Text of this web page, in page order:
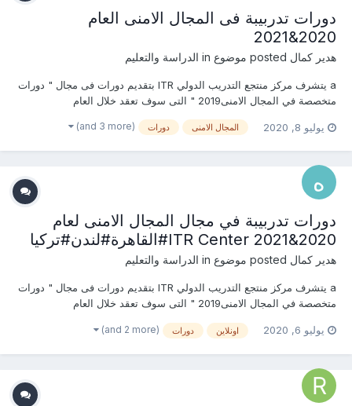
دورات تدربيبة فى المجال الامنى العام
2020&2021
هدير كمال الدراسة والتعليم
a يتشرف مركز منتجع التدريب الدولي ITR بتقديم دورات فى مجال " دورات
متخصصة في المجال الامنى2019 " التى سوف تعقد خلال العام
للتواصل والإستفسار ومعرفة المحتوي العلمى ) يرجى الاتصال بـ الاستاذة :
يوليو 8, 2020 المجال الامنى دورات (and 3 more)
دورات تدربيبة في مجال المجال الامنى لعام
2020&2021 ITR Center#القاهرة#لندن#تركيا
هدير كمال الدراسة والتعليم
a يتشرف مركز منتجع التدريب الدولي ITR بتقديم دورات فى مجال " دورات
متخصصة في المجال الامنى2019 " التى سوف تعقد خلال العام
للتواصل والإستفسار ومعرفة المحتوي العلمى ) يرجى الاتصال بـ الاستاذة :
يوليو 6, 2020 اونلاين دورات (and 2 more)